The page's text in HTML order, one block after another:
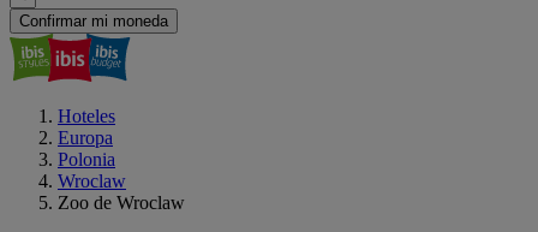
Confirmar mi moneda
Hoteles
Europa
Polonia
Wroclaw
Zoo de Wroclaw